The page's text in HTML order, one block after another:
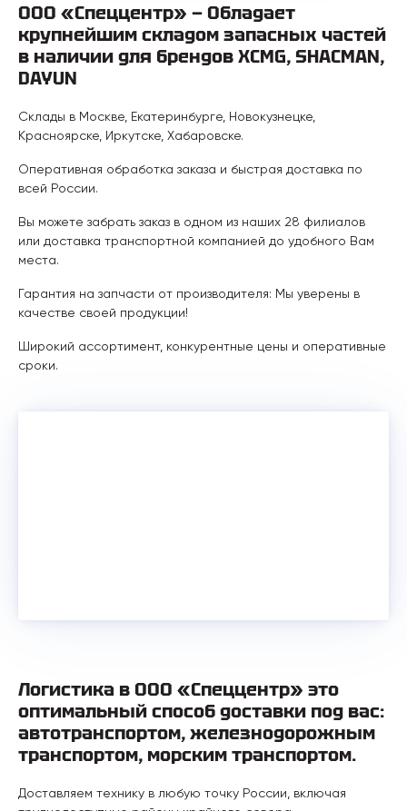
ООО «Спеццентр» — Обладает
крупнейшим складом запасных частей
в наличии для брендов XCMG, SHACMAN,
DAYUN
Склады в Москве, Екатеринбурге, Новокузнецке,
Красноярске, Иркутске, Хабаровске.
Оперативная обработка заказа и быстрая доставка по
всей России.
Вы можете забрать заказ в одном из наших 28 филиалов
или доставка транспортной компанией до удобного Вам
места.
Гарантия на запчасти от производителя: Мы уверены в
качестве своей продукции!
Широкий ассортимент, конкурентные цены и оперативные
сроки.
Логистика в ООО «Спеццентр» это
оптимальный способ доставки под вас:
автотранспортом, железнодорожным
транспортом, морским транспортом.
Доставляем технику в любую точку России, включая